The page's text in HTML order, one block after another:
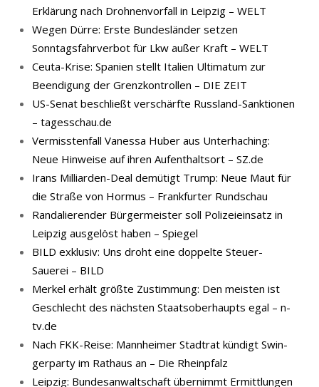
Erklärung nach Drohnenvorfall in Leipzig – WELT
Wegen Dürre: Erste Bundesländer setzen
Sonntagsfahrverbot für Lkw außer Kraft – WELT
Ceuta-Krise: Spanien stellt Italien Ultimatum zur
Beendigung der Grenzkontrollen – DIE ZEIT
US-Senat beschließt verschärfte Russland-Sanktionen
– tagesschau.de
Vermisstenfall Vanessa Huber aus Unterhaching:
Neue Hinweise auf ihren Aufenthaltsort – SZ.de
Irans Milliarden-Deal demütigt Trump: Neue Maut für
die Straße von Hormus – Frankfurter Rundschau
Randalierender Bürgermeister soll Polizeieinsatz in
Leipzig ausgelöst haben – Spiegel
BILD exklusiv: Uns droht eine doppelte Steuer-
Sauerei – BILD
Merkel erhält größte Zustimmung: Den meisten ist
Geschlecht des nächsten Staatsoberhaupts egal – n-
tv.de
Nach FKK-​Reise: Mann­hei­mer Stadt­rat kün­digt Swin­
ger­par­ty im Rat­haus an – Die Rheinpfalz
Leipzig: Bundesanwaltschaft übernimmt Ermittlungen